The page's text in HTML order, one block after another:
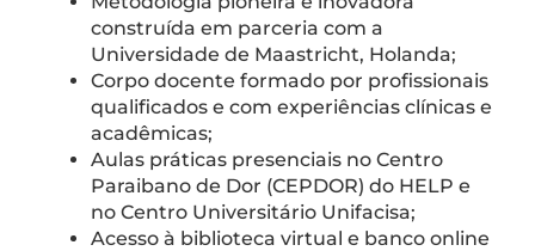
construída em parceria com a
Universidade de Maastricht, Holanda;
Corpo docente formado por profissionais
qualificados e com experiências clínicas e
acadêmicas;
Aulas práticas presenciais no Centro
Paraibano de Dor (CEPDOR) do HELP e
no Centro Universitário Unifacisa;
Acesso à biblioteca virtual e banco online